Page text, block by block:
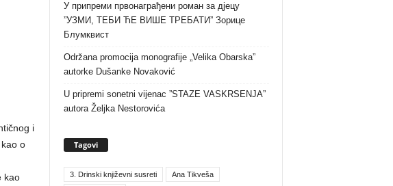
i
o
kao
У припреми првонаграђени роман за дјецу
”УЗМИ, ТЕБИ ЋЕ ВИШЕ ТРЕБАТИ” Зорице
Блумквист
Održana promocija monografije „Velika Obarska”
autorke Dušanke Novaković
U pripremi sonetni vijenac ”STAZE VASKRSENJA”
autora Željka Nestorovića
Tagovi
3. Drinski književni susreti Ana Tikveša